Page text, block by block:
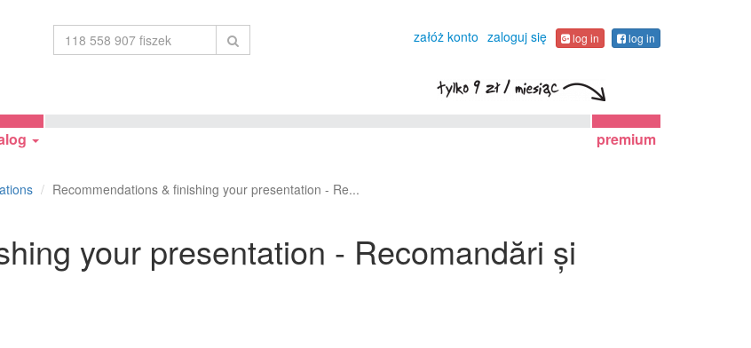
załóż konto zaloguj się log in log in
premium
Recommendations & finishing your presentation - Re...
your presentation - Recomandări și